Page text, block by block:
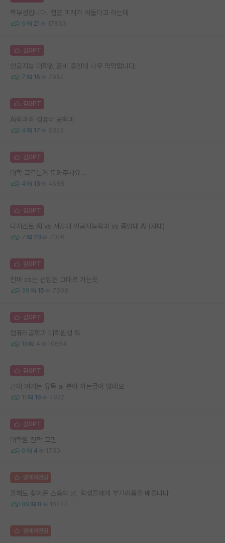
학부생입니다. 컴공 미래가 어둡다고 하는데
6 21 17833
김GPT
인공지능 대학원 준비 중인데 너무 막막합니다.
7 15 7952
김GPT
Ai학과와 컴퓨터 공학과
4 17 6323
김GPT
대학 고르는거 도와주세요...
4 13 4688
김GPT
디지스트 AI vs 서강대 인공지능학과 vs 중앙대 AI (자대)
7 23 7026
김GPT
진짜 cs는 선입견 그대로 가는듯
39 15 7698
김GPT
컴퓨터공학과 대학원생 특
18 4 10654
김GPT
근데 여기는 유독 ai 분야 까는글이 많네요
11 18 4822
김GPT
대학원 진학 고민
0 4 1730
명예의전당
올해도 찾아온 스승의 날, 학생들에게 부끄러움을 배웁니다
89 8 16427
명예의전당